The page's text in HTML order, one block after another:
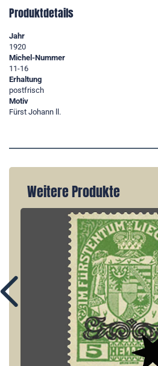
Produktdetails
Jahr
1920
Michel-Nummer
11-16
Erhaltung
postfrisch
Motiv
Fürst Johann ll.
Weitere Produkte